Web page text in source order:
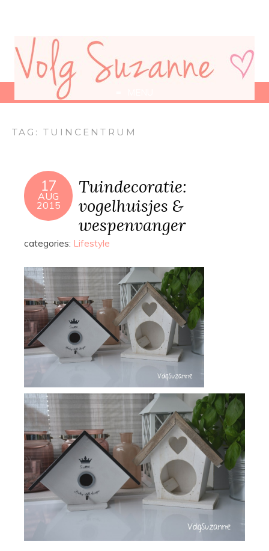
TAG:TUINCENTRUM
17
AUG
2015
Tuindecoratie:
vogelhuisjes &
wespenvanger
categories: Lifestyle